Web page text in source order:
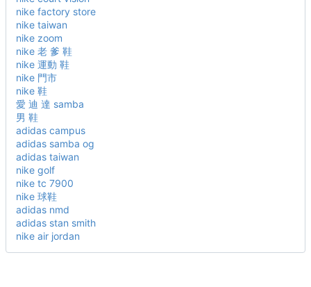
nike factory store
nike taiwan
nike zoom
nike 老 爹 鞋
nike 運動 鞋
nike 門市
nike 鞋
愛 迪 達 samba
男 鞋
adidas campus
adidas samba og
adidas taiwan
nike golf
nike tc 7900
nike 球鞋
adidas nmd
adidas stan smith
nike air jordan